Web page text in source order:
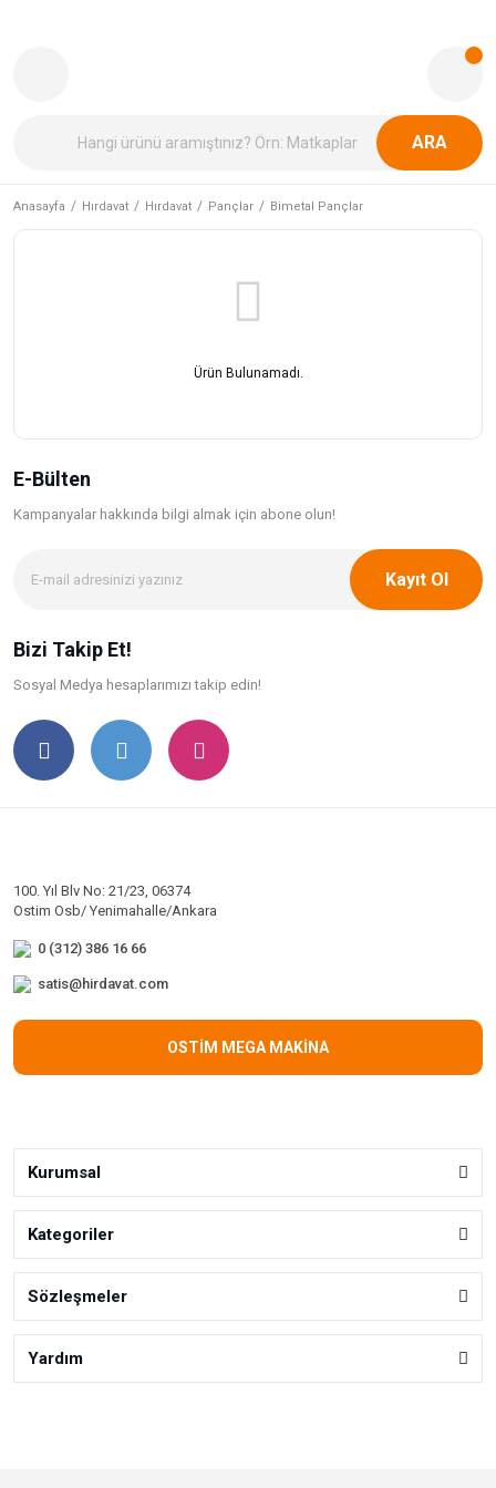
ARA
Anasayfa Hırdavat Hırdavat Pançlar Bimetal Pançlar
Ürün Bulunamadı.
E-Bülten
Kampanyalar hakkında bilgi almak için abone olun!
Kayıt Ol
Bizi Takip Et!
Sosyal Medya hesaplarımızı takip edin!
100. Yıl Blv No: 21/23, 06374
Ostim Osb/ Yenimahalle/Ankara
0 (312) 386 16 66
satis@hirdavat.com
OSTİM MEGA MAKİNA
Kurumsal
Kategoriler
Sözleşmeler
Yardım